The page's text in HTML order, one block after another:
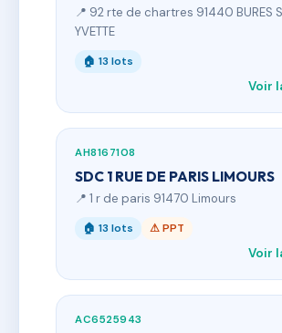
📍 92 rte de chartres 91440 BURES
YVETTE
🏠 13 lots
Voir
AH8167108
SDC 1 RUE DE PARIS LIMOURS
📍 1 r de paris 91470 Limours
🏠 13 lots ⚠ PPT
Voir
AC6525943